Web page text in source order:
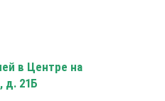
в Центре на
д. 21Б